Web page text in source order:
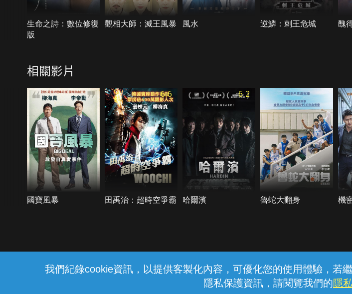
我們紀錄cookie資訊，以提供客製化內容，可優化您的使用體驗，若
隱私保護資訊，請閱覽我們的隱
生命之詩：數位修復
版
觀相大師：滅王風暴 風水 逆鱗：刺王危城 醜
相關影片
國寶風暴
6.6
田禹治：超時空爭霸
6.2
哈爾濱 魯蛇大翻身 機
線上客服 服務
中華電信股份有限公司個人家庭分公司